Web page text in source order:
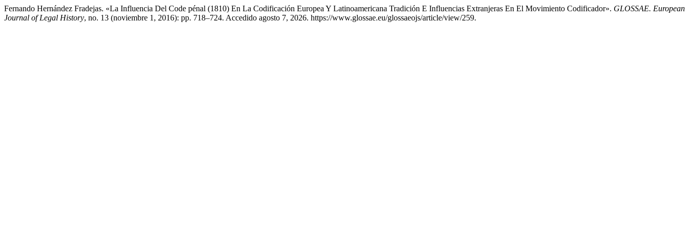
Fernando Hernández Fradejas. «La Influencia Del Code pénal (1810) En La Codificación Europea Y Latinoamericana Tradición E Influencias Extranjeras En El Movimiento Codificador». GLOSSAE. European
Journal of Legal History, no. 13 (noviembre 1, 2016): pp. 718–724. Accedido agosto 7, 2026. https://www.glossae.eu/glossaeojs/article/view/259.